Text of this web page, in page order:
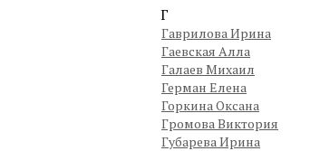
Г
Гаврилова Ирина
Гаевская Алла
Галаев Михаил
Герман Елена
Горкина Оксана
Громова Виктория
Губарева Ирина